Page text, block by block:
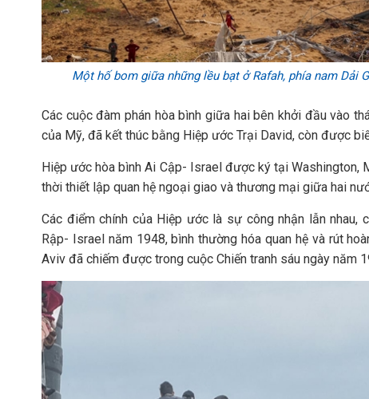
Một hố bom giữa những lều bạt ở Rafah, phía nam Dải
Các cuộc đàm phán hòa bình giữa hai bên khởi đầu vào
của Mỹ, đã kết thúc bằng Hiệp ước Trại David, còn được
Hiệp ước hòa bình Ai Cập- Israel được ký tại
thời thiết lập quan hệ ngoại giao và thương mại giữa hai
Các điểm chính của Hiệp ước là sự công nhận lẫn
Rập- Israel năm 1948, bình thường hóa quan hệ và rút
Aviv đã chiếm được trong cuộc Chiến tranh sáu ngày năm